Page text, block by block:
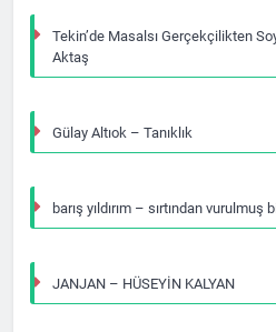
Tekin’de Masalsı Gerçekçilikten
Aktaş
Gülay Altıok – Tanıklık
barış yıldırım – sırtından vurulmuş
JANJAN – HÜSEYİN KALYAN